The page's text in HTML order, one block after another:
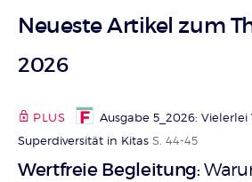
Neueste Artikel zum
2026
PLUS
Ausgabe 5_2026: Vielerlei
Superdiversität in Kitas S. 44-45
Wertfreie Begleitung: